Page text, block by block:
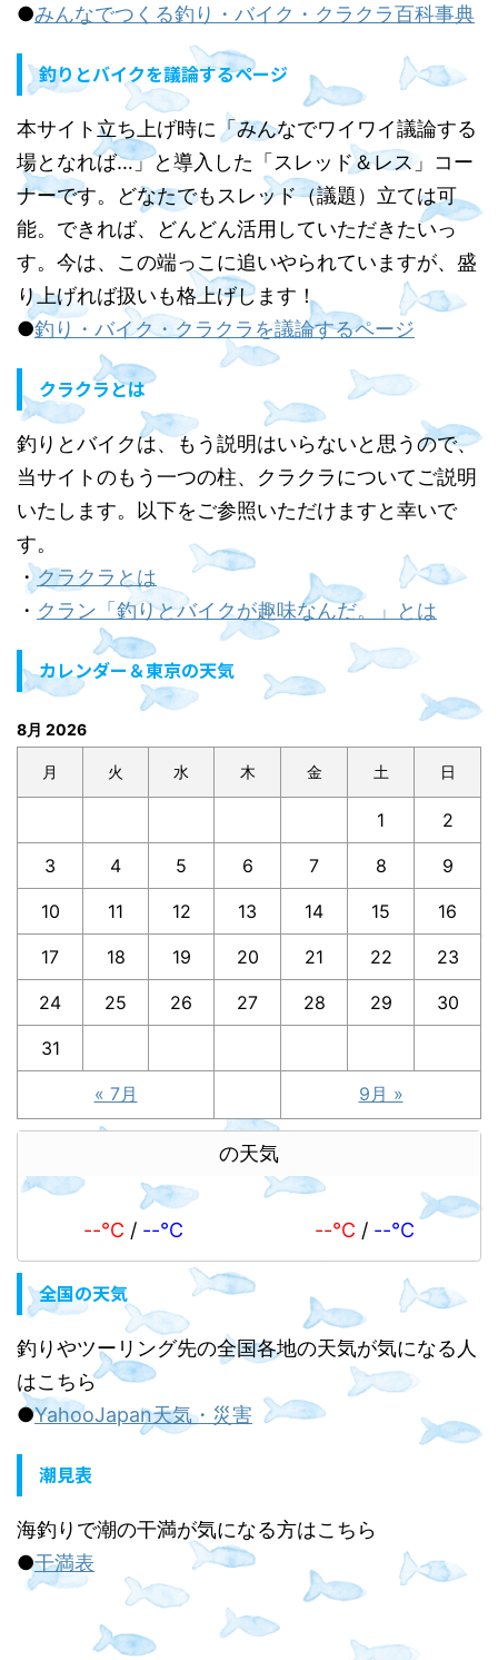
●みんなでつくる釣り・バイク・クラクラ百科事典
釣りとバイクを議論するページ
本サイト立ち上げ時に「みんなでワイワイ議論する
場となれば…」と導入した「スレッド＆レス」コー
ナーです。どなたでもスレッド（議題）立ては可
能。できれば、どんどん活用していただきたいっ
す。今は、この端っこに追いやられていますが、盛
り上げれば扱いも格上げします！
●釣り・バイク・クラクラを議論するページ
クラクラとは
釣りとバイクは、もう説明はいらないと思うので、
当サイトのもう一つの柱、クラクラについてご説明
いたします。以下をご参照いただけますと幸いで
す。
・クラクラとは
・ クラン「釣りとバイクが趣味なんだ。」とは
カレンダー＆東京の天気
8月 2026
月 火 水 木 金 土 日
1 2
3 4 5 6 7 8 9
10 11 12 13 14 15 16
17 18 19 20 21 22 23
24 25 26 27 28 29 30
31
« 7月 9月 »
の天気
--℃ / --℃ --℃ / --℃
全国の天気
釣りやツーリング先の全国各地の天気が気になる人
はこちら
●YahooJapan天気・災害
潮見表
海釣りで潮の干満が気になる方はこちら
●干満表